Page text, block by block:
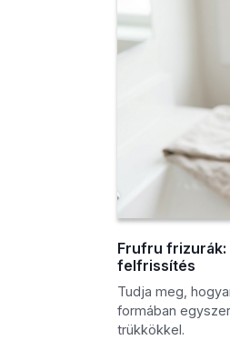
Frufru frizurák:
felfrissítés
Tudja meg,
formában
trükkökkel.